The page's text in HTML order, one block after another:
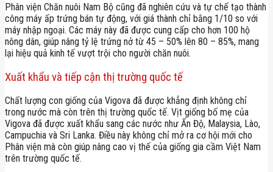
Phân viện Chăn nuôi Nam Bộ cũng đã nghiên cứu và tự chế tạo thành
công máy ấp trứng bán tự động, với giá thành chỉ bằng 1/10 so với
máy nhập ngoại. Các máy này đã được cung cấp cho hơn 100 hộ
nông dân, giúp nâng tỷ lệ trứng nở từ 45 – 50% lên 80 – 85%, mang
lại hiệu quả kinh tế vượt trội cho người chăn nuôi.
Xuất khẩu và tiếp cận thị trường quốc tế
Chất lượng con giống của Vigova đã được khẳng định không chỉ
trong nước mà còn trên thị trường quốc tế. Vịt giống bố mẹ của
Vigova đã được xuất khẩu sang các nước như Ấn Độ, Malaysia, Lào,
Campuchia và Sri Lanka. Điều này không chỉ mở ra cơ hội mới cho
Phân viện mà còn giúp nâng cao vị thế của giống gia cầm Việt Nam
trên trường quốc tế.